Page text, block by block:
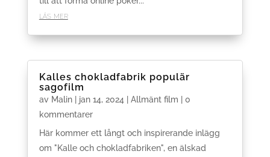
läs mer
Kalles chokladfabrik populär
sagofilm
av Malin| jan 14, 2024 Allmänt film | 0
kommentarer
Här kommer ett långt och inspirerande inlägg
om "Kalle och chokladfabriken", en älskad